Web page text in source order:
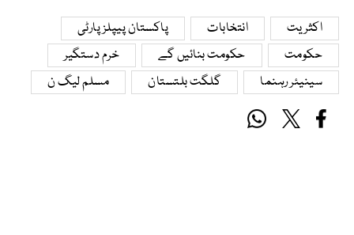
اکثریت انتخابات
پاکستان پیپلز پارٹی
حکومت
حکومت بنائیں گے
خرم دستگیر
سینیئر رہنما
گلگت بلتستان مسلم لیگ ن